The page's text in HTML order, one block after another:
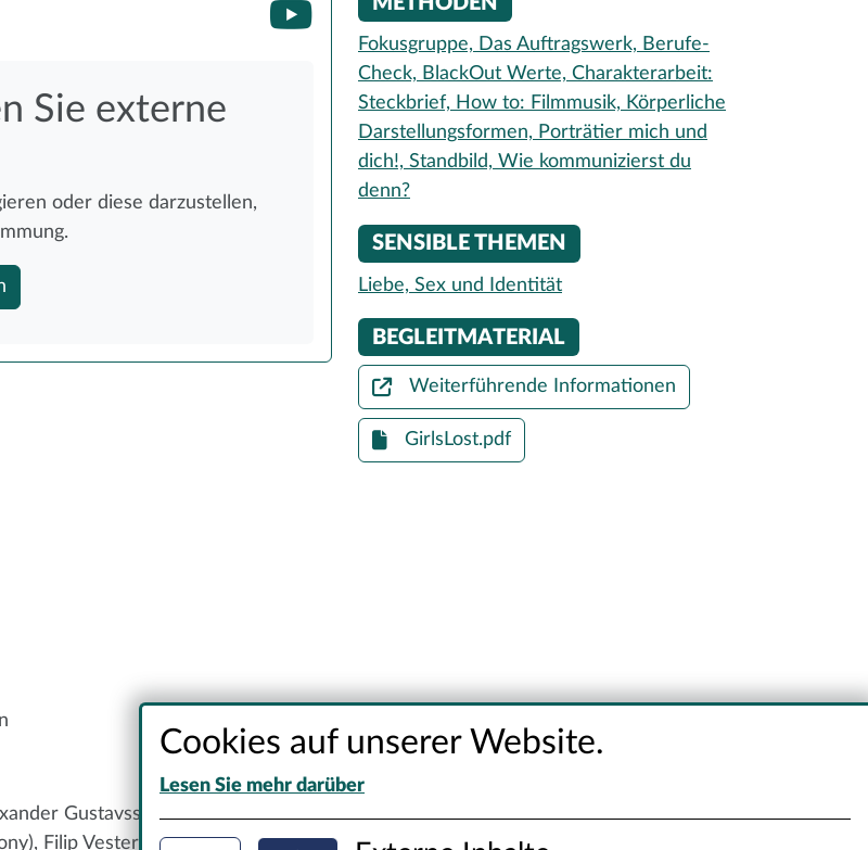
Sie externe
oder diese darzustellen,
Gustavsson (Momo), Wilma
Filip Vester (Jesper)
Fokusgruppe, Das Auftragswerk, Berufe-
Check, BlackOut Werte, Charakterarbeit:
Steckbrief, How to: Filmmusik, Körperliche
Darstellungsformen, Porträtier mich und
dich!, Standbild, Wie kommunizierst du
denn?
SENSIBLE THEMEN
Liebe, Sex und Identität
BEGLEITMATERIAL
Weiterführende Informationen
GirlsLost.pdf
Cookies auf unserer Website.
Lesen Sie mehr darüber